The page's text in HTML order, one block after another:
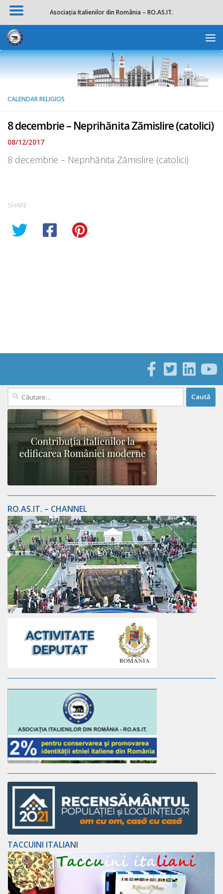
Skip to content
CALENDAR RELIGIOS
8 decembrie – Neprihănita Zămislire (catolici)
08/12/2017
8 decembrie – Neprihănita Zămislire (catolici)
SHARE
Caută
după:
RO.AS.IT. – CHANNEL
TACCUINI ITALIANI
Asociația Italienilor din România – RO.AS.IT.